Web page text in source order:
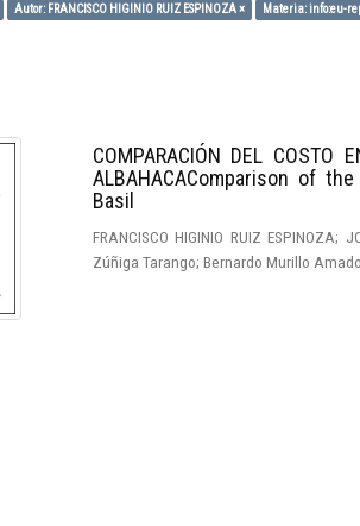
Autor: FRANCISCO HIGINIO RUIZ ESPINOZA × Materia: info:eu-
COMPARACIÓN DEL COSTO
ALBAHACAComparison of
Basil
FRANCISCO HIGINIO RUIZ ESPINOZA;
Zúñiga Tarango; Bernardo Murillo